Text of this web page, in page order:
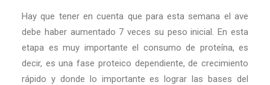
Hay que tener en cuenta que para esta semana el ave
debe haber aumentado 7 veces su peso inicial. En esta
etapa es muy importante el consumo de proteína, es
decir, es una fase proteico dependiente, de crecimiento
rápido y donde lo importante es lograr las bases del